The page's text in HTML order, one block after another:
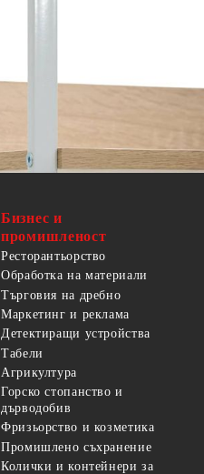
Бизнес и
промишленост
Ресторантьорство
Обработка на материали
Търговия на дребно
Маркетинг и реклама
Детектиращи устройства
Табели
Агрикултура
Горско стопанство и
дърводобив
Фризьорство и козметика
Промишлено съхранение
Колички и контейнери за